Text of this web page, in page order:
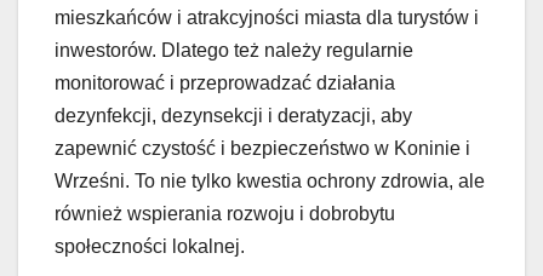
mieszkańców i atrakcyjności miasta dla turystów i
inwestorów. Dlatego też należy regularnie
monitorować i przeprowadzać działania
dezynfekcji, dezynsekcji i deratyzacji, aby
zapewnić czystość i bezpieczeństwo w Koninie i
Wrześni. To nie tylko kwestia ochrony zdrowia, ale
również wspierania rozwoju i dobrobytu
społeczności lokalnej.